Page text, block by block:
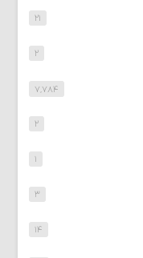
۲۱
۲
۷,۷۸۴
۲
۱
۳
۱۴